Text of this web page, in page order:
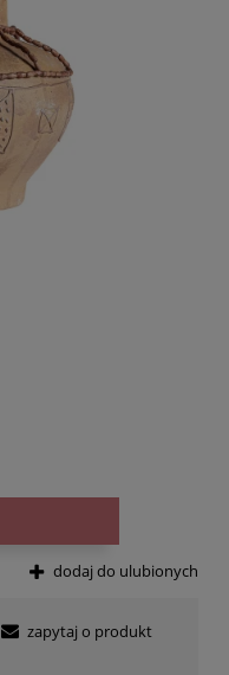
dodaj do ulubionych
zapytaj o produkt